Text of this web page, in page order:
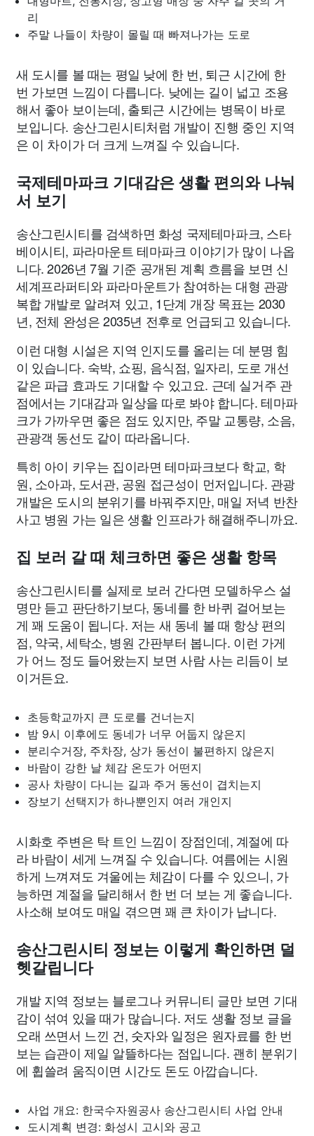
리
주말 나들이 차량이 몰릴 때 빠져나가는 도로
새 도시를 볼 때는 평일 낮에 한 번, 퇴근 시간에 한
번 가보면 느낌이 다릅니다. 낮에는 길이 넓고 조용
해서 좋아 보이는데, 출퇴근 시간에는 병목이 바로
보입니다. 송산그린시티처럼 개발이 진행 중인 지역
은 이 차이가 더 크게 느껴질 수 있습니다.
국제테마파크 기대감은 생활 편의와 나눠
서 보기
송산그린시티를 검색하면 화성 국제테마파크, 스타
베이시티, 파라마운트 테마파크 이야기가 많이 나옵
니다. 2026년 7월 기준 공개된 계획 흐름을 보면 신
세계프라퍼티와 파라마운트가 참여하는 대형 관광
복합 개발로 알려져 있고, 1단계 개장 목표는 2030
년, 전체 완성은 2035년 전후로 언급되고 있습니다.
이런 대형 시설은 지역 인지도를 올리는 데 분명 힘
이 있습니다. 숙박, 쇼핑, 음식점, 일자리, 도로 개선
같은 파급 효과도 기대할 수 있고요. 근데 실거주 관
점에서는 기대감과 일상을 따로 봐야 합니다. 테마파
크가 가까우면 좋은 점도 있지만, 주말 교통량, 소음,
관광객 동선도 같이 따라옵니다.
특히 아이 키우는 집이라면 테마파크보다 학교, 학
원, 소아과, 도서관, 공원 접근성이 먼저입니다. 관광
개발은 도시의 분위기를 바꿔주지만, 매일 저녁 반찬
사고 병원 가는 일은 생활 인프라가 해결해주니까요.
집 보러 갈 때 체크하면 좋은 생활 항목
송산그린시티를 실제로 보러 간다면 모델하우스 설
명만 듣고 판단하기보다, 동네를 한 바퀴 걸어보는
게 꽤 도움이 됩니다. 저는 새 동네 볼 때 항상 편의
점, 약국, 세탁소, 병원 간판부터 봅니다. 이런 가게
가 어느 정도 들어왔는지 보면 사람 사는 리듬이 보
이거든요.
초등학교까지 큰 도로를 건너는지
밤 9시 이후에도 동네가 너무 어둡지 않은지
분리수거장, 주차장, 상가 동선이 불편하지 않은지
바람이 강한 날 체감 온도가 어떤지
공사 차량이 다니는 길과 주거 동선이 겹치는지
장보기 선택지가 하나뿐인지 여러 개인지
시화호 주변은 탁 트인 느낌이 장점인데, 계절에 따
라 바람이 세게 느껴질 수 있습니다. 여름에는 시원
하게 느껴져도 겨울에는 체감이 다를 수 있으니, 가
능하면 계절을 달리해서 한 번 더 보는 게 좋습니다.
사소해 보여도 매일 겪으면 꽤 큰 차이가 납니다.
송산그린시티 정보는 이렇게 확인하면 덜
헷갈립니다
개발 지역 정보는 블로그나 커뮤니티 글만 보면 기대
감이 섞여 있을 때가 많습니다. 저도 생활 정보 글을
오래 쓰면서 느낀 건, 숫자와 일정은 원자료를 한 번
보는 습관이 제일 알뜰하다는 점입니다. 괜히 분위기
에 휩쓸려 움직이면 시간도 돈도 아깝습니다.
사업 개요: 한국수자원공사 송산그린시티 사업 안내
도시계획 변경: 화성시 고시와 공고